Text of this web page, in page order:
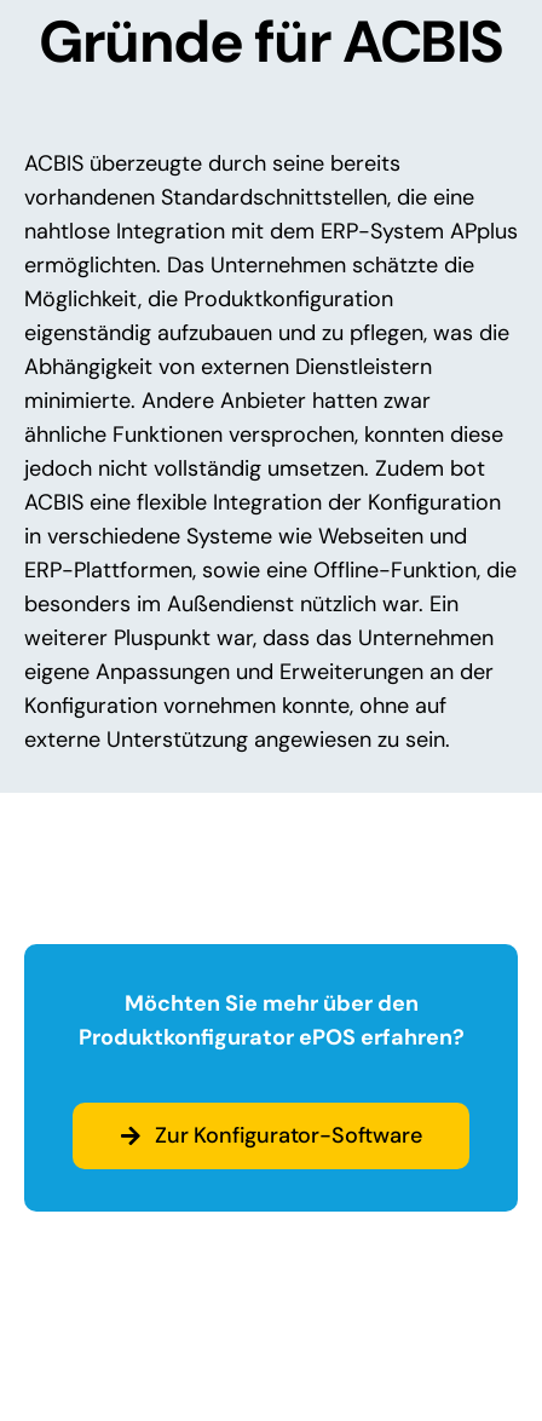
Gründe für ACBIS
ACBIS überzeugte durch seine bereits
vorhandenen Standardschnittstellen, die eine
nahtlose Integration mit dem ERP-System APplus
ermöglichten. Das Unternehmen schätzte die
Möglichkeit, die Produktkonfiguration
eigenständig aufzubauen und zu pflegen, was die
Abhängigkeit von externen Dienstleistern
minimierte. Andere Anbieter hatten zwar
ähnliche Funktionen versprochen, konnten diese
jedoch nicht vollständig umsetzen. Zudem bot
ACBIS eine flexible Integration der Konfiguration
in verschiedene Systeme wie Webseiten und
ERP-Plattformen, sowie eine Offline-Funktion, die
besonders im Außendienst nützlich war. Ein
weiterer Pluspunkt war, dass das Unternehmen
eigene Anpassungen und Erweiterungen an der
Konfiguration vornehmen konnte, ohne auf
externe Unterstützung angewiesen zu sein.
Möchten Sie mehr über den
Produktkonfigurator ePOS erfahren?
Zur Konfigurator-Software